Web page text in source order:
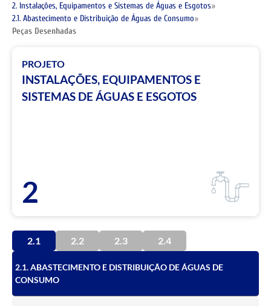
2. Instalações, Equipamentos e Sistemas de Águas e Esgotos»
2.1. Abastecimento e Distribuição de Águas de Consumo»
Peças Desenhadas
PROJETO
INSTALAÇÕES, EQUIPAMENTOS E
SISTEMAS DE ÁGUAS E ESGOTOS
2
2.1 2.2 2.3 2.4
2.1. ABASTECIMENTO E DISTRIBUIÇÃO DE ÁGUAS DE
CONSUMO